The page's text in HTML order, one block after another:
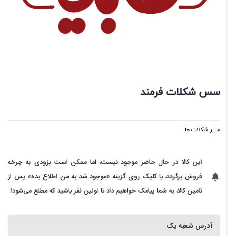
سس شکلات فرمند
سایر شکلات ها
این کالا در حال حاضر موجود نیست، اما ممکن است بزودی به چرخه
فروش برگردد، با کلیک روی گزینه «موجود شد به من اطلاع بده» پس از
تامین کالا، به شما پیامک خواهیم داد تا اولین نفر باشید که مطلع می‌شود!
آدرس شعبه یک